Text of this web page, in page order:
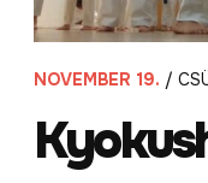
NOVEMBER 19. /